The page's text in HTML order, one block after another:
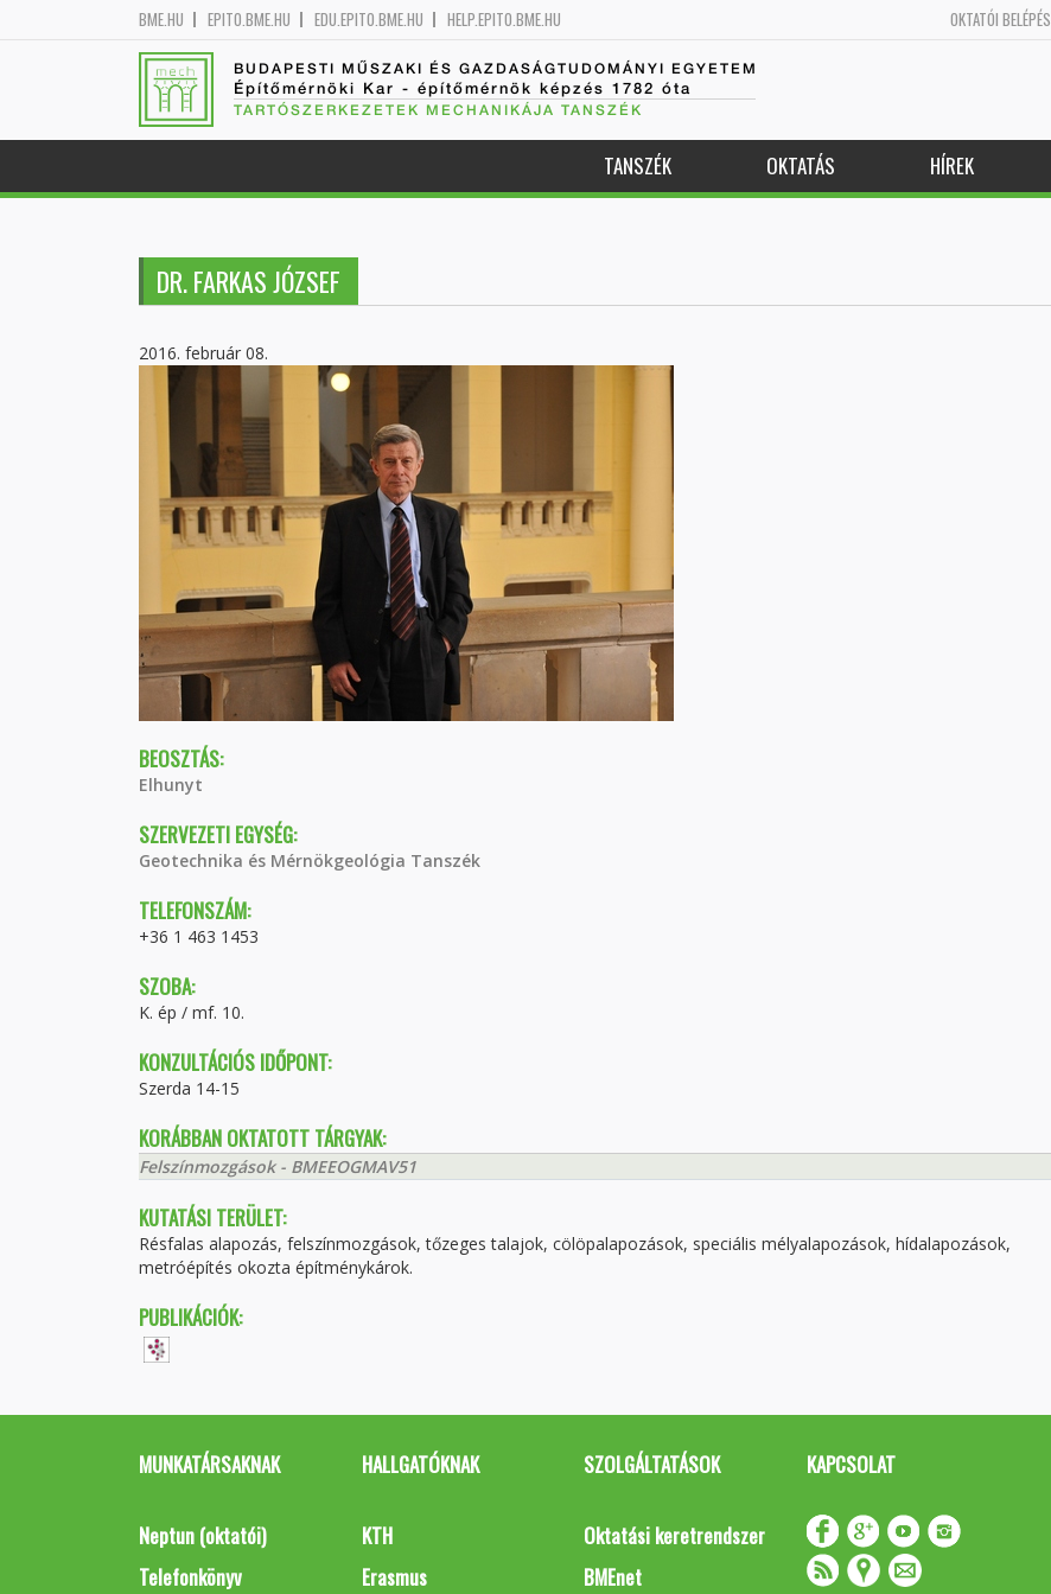
BME.HU EPITO.BME.HU EDU.EPITO.BME.HU HELP.EPITO.BME.HU OKTATÓI BELÉPÉS
BUDAPESTI MŰSZAKI ÉS GAZDASÁGTUDOMÁNYI EGYETEM
Építőmérnöki Kar - építőmérnök képzés 1782 óta
TARTÓSZERKEZETEK MECHANIKÁJA TANSZÉK
TANSZÉK OKTATÁS HÍREK
DR. FARKAS JÓZSEF
2016. február 08.
BEOSZTÁS:
Elhunyt
SZERVEZETI EGYSÉG:
Geotechnika és Mérnökgeológia Tanszék
TELEFONSZÁM:
+36 1 463 1453
SZOBA:
K. ép / mf. 10.
KONZULTÁCIÓS IDŐPONT:
Szerda 14-15
KORÁBBAN OKTATOTT TÁRGYAK:
Felszínmozgások - BMEEOGMAV51
KUTATÁSI TERÜLET:
Résfalas alapozás, felszínmozgások, tőzeges talajok, cölöpalapozások, speciális mélyalapozások, hídalapozások,
metróépítés okozta építménykárok.
PUBLIKÁCIÓK:
MUNKATÁRSAKNAK
Neptun (oktatói)
Telefonkönyv
HALLGATÓKNAK
KTH
Erasmus
SZOLGÁLTATÁSOK
Oktatási keretrendszer
BMEnet
KAPCSOLAT